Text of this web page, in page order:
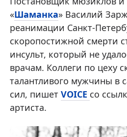
«Шаманка» Василий
реанимации Санкт-
скоропостижной смерти
инсульт, который не
врачам. Коллеги по цеху
талантливого мужчины в
сил, пишет VOICE со
артиста.